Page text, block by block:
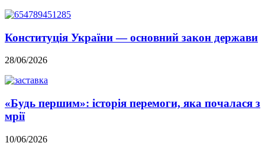
Конституція України — основний закон держави
28/06/2026
«Будь першим»: історія перемоги, яка почалася з
мрії
10/06/2026